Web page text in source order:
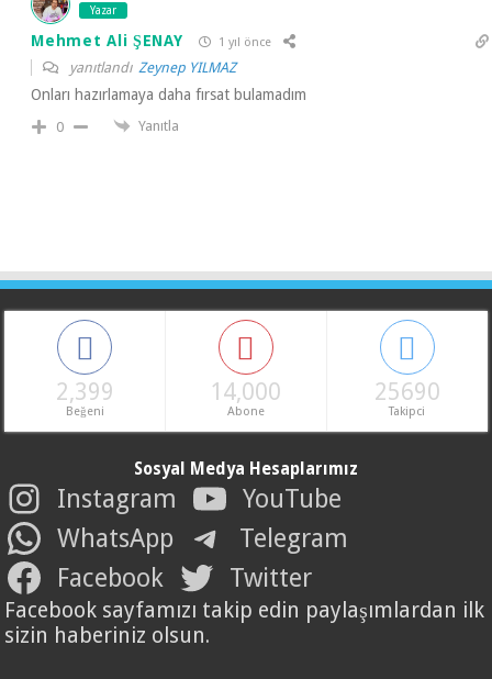
Yazar
Mehmet Ali ŞENAY 1 yıl önce
yanıtlandı Zeynep YILMAZ
Onları hazırlamaya daha fırsat bulamadım
0 Yanıtla
2,399
Beğeni
14,000
Abone
25690
Takipci
Sosyal Medya Hesaplarımız
Instagram
YouTube
WhatsApp
Telegram
Facebook
Twitter
Facebook sayfamızı takip edin paylaşımlardan ilk
sizin haberiniz olsun.